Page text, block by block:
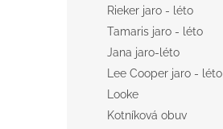
Rieker jaro - léto
Tamaris jaro - léto
Jana jaro-léto
Lee Cooper jaro - léto
Looke
Kotníková obuv